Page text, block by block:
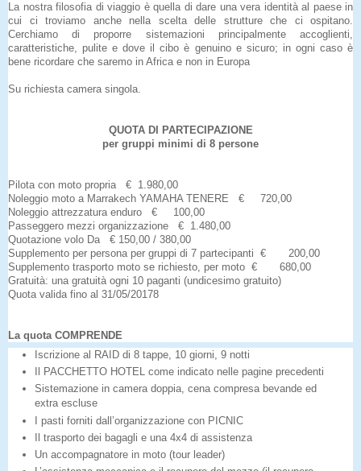
La nostra filosofia di viaggio è quella di dare una vera identità al paese in
cui ci troviamo anche nella scelta delle strutture che ci ospitano.
Cerchiamo di proporre sistemazioni principalmente accoglienti,
caratteristiche, pulite e dove il cibo è genuino e sicuro; in ogni caso è
bene ricordare che saremo in Africa e non in Europa
Su richiesta camera singola.
QUOTA DI PARTECIPAZIONE
per gruppi minimi di 8 persone
Pilota con moto propria € 1.980,00
Noleggio moto a Marrakech YAMAHA TENERE € 720,00
Noleggio attrezzatura enduro € 100,00
Passeggero mezzi organizzazione € 1.480,00
Quotazione volo Da € 150,00 / 380,00
Supplemento per persona per gruppi di 7 partecipanti € 200,00
Supplemento trasporto moto se richiesto, per moto € 680,00
Gratuità: una gratuità ogni 10 paganti (undicesimo gratuito)
Quota valida fino al 31/05/20178
La quota COMPRENDE
Iscrizione al RAID di 8 tappe, 10 giorni, 9 notti
Il PACCHETTO HOTEL come indicato nelle pagine precedenti
Sistemazione in camera doppia, cena compresa bevande ed
extra escluse
I pasti forniti dall’organizzazione con PICNIC
Il trasporto dei bagagli e una 4x4 di assistenza
Un accompagnatore in moto (tour leader)